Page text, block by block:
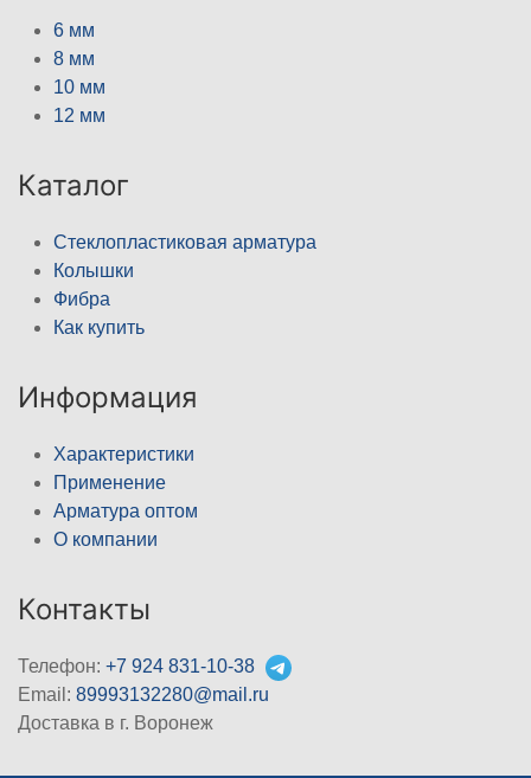
6 мм
8 мм
10 мм
12 мм
Каталог
Стеклопластиковая арматура
Колышки
Фибра
Как купить
Информация
Характеристики
Применение
Арматура оптом
О компании
Контакты
Телефон: +7 924 831-10-38
Email: 89993132280@mail.ru
Доставка в г. Воронеж